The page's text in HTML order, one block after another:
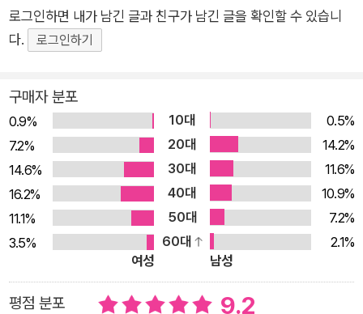
동안 곁에서 모셔온 아가씨에게 깊은 마음을 품은 몸종의 비밀
(「집안에 변고가 있어서」), 전통 있는 집안의 유폐된 장남과 그와
함께 지내게 된 이복여동생의 이야기(「북관의 죄인」), 외딴 산속
(「산장비문」), 충성스러운 여종과 아가씨가 나눈 돈독한 우정(「다
마노 이스즈의 명예」), ‘바벨의 모임’이 몰락하고 다시 부활하게
된 사연(「덧없는 양들의 만찬」) 등 어둡고 비밀스러우며, 그로테
스크한 분위기가 돋보이는 각각의 단편 작품은 ‘하나의 고풍스러
운 단막극’을 연상시키기도 한다. “바벨의 모임이란 환상과 현실
을 혼동하는 덧없는 자들의 성역입니다. 너무나 단순한, 혹은 너
무나 복잡한 현실을 견디지 못하는 이들이 우리 모임에 모여들지
요.” (「덧없는 양들의 만찬」 중에서) 작중 묘사되는 오래된 명가
의 문화와 관습은 그 시대를 가늠할 수 없음에도 현실세계와 부쩍
로그인하면 내가 남긴 글과 친구가 남긴 글을 확인할 수 있습니
다.
로그인하기
구매자 분포
0.9% 10대
0.5%
7.2%
20대
14.2%
14.6%
30대
11.6%
16.2%
40대
10.9%
11.1%
50대
7.2%
3.5%
60대
2.1%
여성
남성
평점 분포 9.2